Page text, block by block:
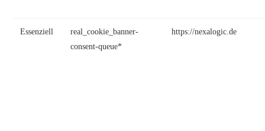
Essenziell
real_cookie_banner-
consent-queue*
https://nexalogic.de